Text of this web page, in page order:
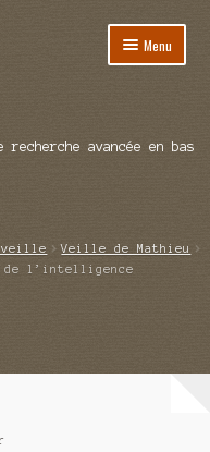
Menu
avancée en bas
veille
Veille de Mathieu
l’intelligence